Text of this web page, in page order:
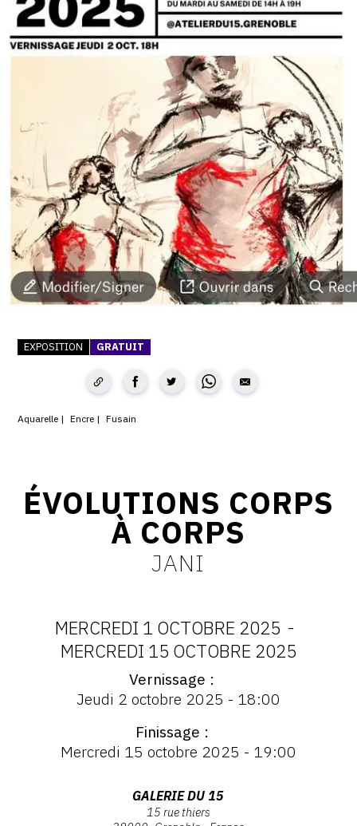
SERVICES
CRÉER SON CATALOGUE RAISONNÉ
ABONNEMENTS DÉDIÉS AUX GALERISTES
CRÉER SON SITE ARTISTE
CRÉER SON CATALOGUE D'EXPO
PUBLIER SES EXPOSITIONS
DEVENIR CONTRIBUTEUR
À PROPOS
À PROPOS D'OAM
CONTACT
SUIVEZ-NOUS
INSTAGRAM
PINTEREST
EXPOSITION GRATUIT
Aquarelle Encre Fusain
ÉVOLUTIONS CORPS
À CORPS
JANI
DATES
:
MERCREDI
1
OCTOBRE
MERCREDI 1 OCTOBRE 2025 -
MERCREDI 15 OCTOBRE 2025
Vernissage
Jeudi 2 octobre 2025 - 18:00
Finissage
Mercredi 15 octobre 2025 - 19:00
GALERIE DU 15
15 rue thiers